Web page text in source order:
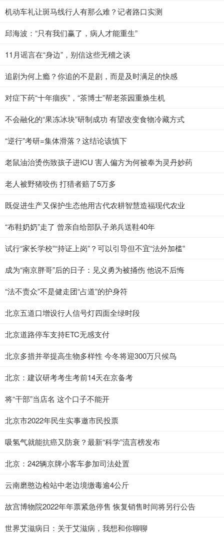
机动车礼让斑马线行人有那么难？记者路口实测
邱海波：“只有我们赢了，病人才能重生”
11月谣言在“身边”，别信这些无稽之谈
追剧为何上瘾？你追的不是剧，而是及时满足的快感
对症下药“十年痼疾”，“茶博士”帮老茶园重焕生机
不会融化的“果冻冰块”研制成功 有望改变食物冷藏方式
“逆行”考研=集体滑落？这结论该慎下
老鼠油治烫伤致孩子进ICU 害人偏方为何被奉为灵丹妙药
老人被野猪咬伤 打猎者赔了5万多
既促进生产又保护生态他用古代农耕智慧造福现代农业
“布鞋奶奶”走了 曾亲自给部队子弟兵送鞋40年
试行“家长学校”“持证上岗”？可以引导但不宜“法外加槛”
成为“南京胖哥”后的日子：见义勇为被捅伤 他说不后悔
“法不责众”不是健走团“占道”的护身符
北京五道口增设行人信号灯四面全绿时段
北京道路停车支持ETC无感支付
北京多措并举提高生物多样性 今冬将迎300万只候鸟
北京：建议研考考生考前14天在京备考
将“干部”当店名 这个口子不能开
北京市2022年民生实事邀市民投票
吸氢气就能抗癌又防衰？最新“科学”流言榜发布
北京：242辆京牌小客车参加司法处置
云南磨憨边检站中老边境缴毒逾4公斤
故宫博物院2022年年票紧急停售 恢复销售时间将另行公告
世界艾滋病日：关于艾滋病，我想和你聊聊